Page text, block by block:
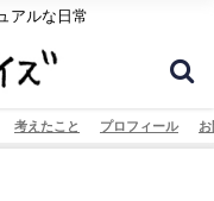
アルな日常
考えたこと プロフィール